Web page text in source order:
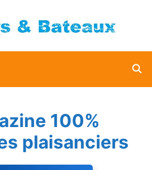
100%
plaisanciers